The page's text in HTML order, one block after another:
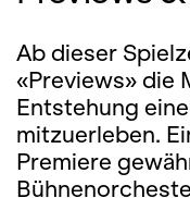
Ab dieser
«Previews» die
Entstehung
mitzuerleben.
Premiere